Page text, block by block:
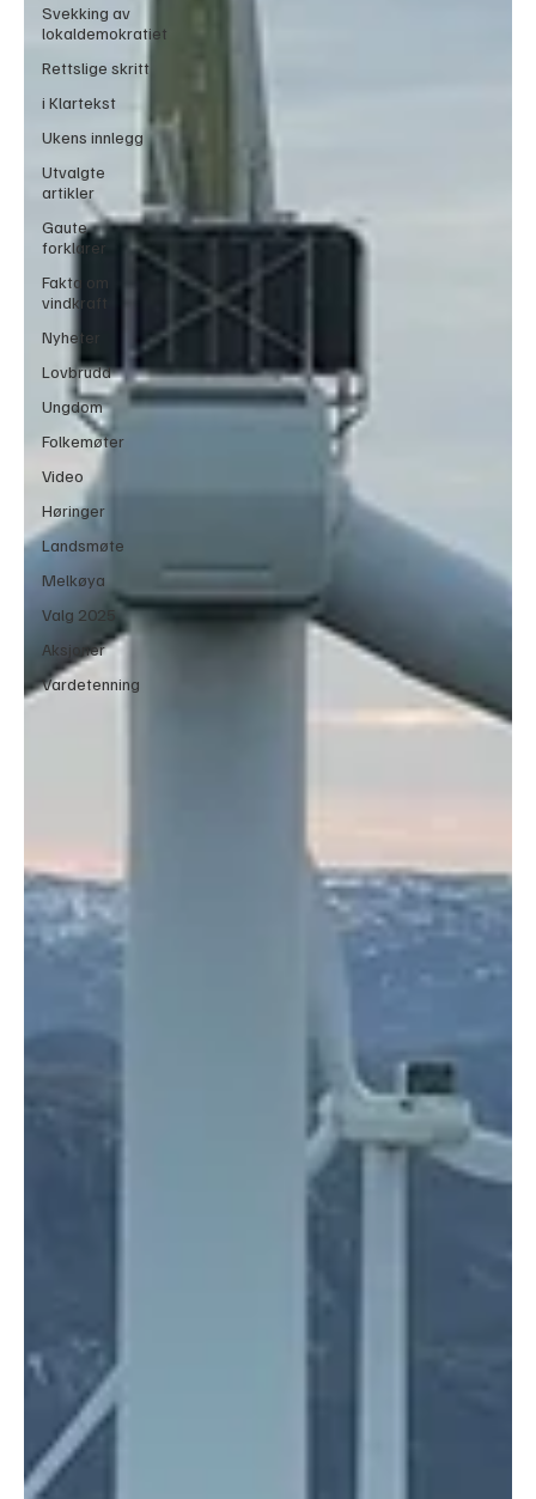
Svekking av
lokaldemokratiet
Rettslige skritt
i Klartekst
Ukens innlegg
Utvalgte
artikler
Gaute
forklarer
Fakta om
vindkraft
Nyheter
Lovbrudd
Ungdom
Folkemøter
Video
Høringer
Landsmøte
Melkøya
Valg 2025
Aksjoner
Vardetenning